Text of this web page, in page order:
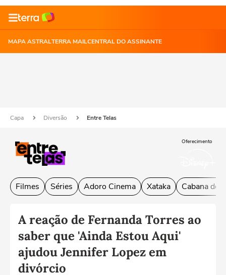
MAPA ASTRALTERRA MAILCENTRAL DO ASSINANTE
Capa Diversão Entre Telas
Oferecimento
Filmes Séries Adoro Cinema Xataka Cabana do
A reação de Fernanda Torres ao
saber que 'Ainda Estou Aqui'
ajudou Jennifer Lopez em
divórcio